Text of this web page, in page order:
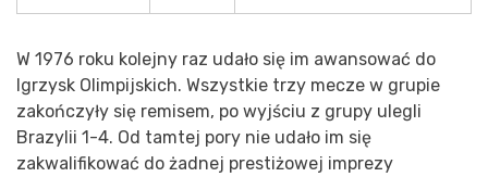
W 1976 roku kolejny raz udało się im awansować do
Igrzysk Olimpijskich. Wszystkie trzy mecze w grupie
zakończyły się remisem, po wyjściu z grupy ulegli
Brazylii 1-4. Od tamtej pory nie udało im się
zakwalifikować do żadnej prestiżowej imprezy